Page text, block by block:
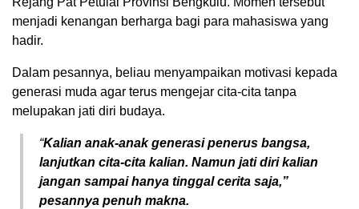
menjadi kenangan berharga bagi para mahasiswa yang
hadir.
Dalam pesannya, beliau menyampaikan motivasi kepada
generasi muda agar terus mengejar cita-cita tanpa
melupakan jati diri budaya.
“Kalian anak-anak generasi penerus bangsa,
lanjutkan cita-cita kalian. Namun jati diri kalian
jangan sampai hanya tinggal cerita saja,”
pesannya penuh makna.